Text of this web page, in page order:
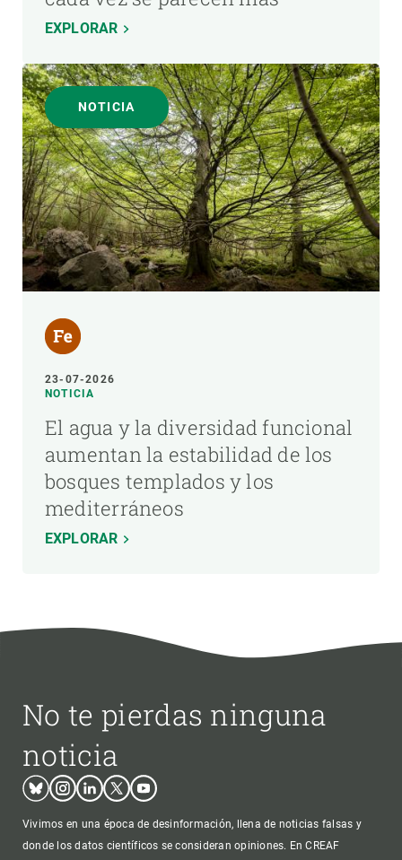
EXPLORAR
NOTICIA
23-07-2026
NOTICIA
El agua y la diversidad funcional
aumentan la estabilidad de los
bosques templados y los
mediterráneos
EXPLORAR
No te pierdas ninguna
noticia
BlueskyInstagram
LinkedinTwitterYoutube
Vivimos en una época de desinformación, llena de noticias falsas y
donde los datos científicos se consideran opiniones. En CREAF